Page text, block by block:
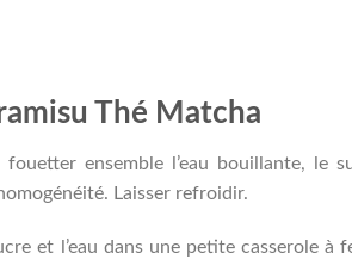
Thé Matcha
fouetter ensemble l’eau bouillante, le
Laisser refroidir.
et l’eau dans une petite casserole